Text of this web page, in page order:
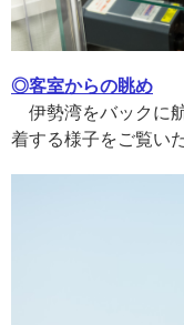
◎客室からの眺め
伊勢湾をバックに
着する様子をご覧い